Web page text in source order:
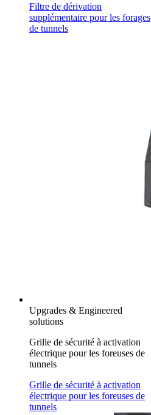
Filtre de dérivation
supplémentaire pour les forages
de tunnels
Upgrades & Engineered
solutions
Grille de sécurité à activation
électrique pour les foreuses de
tunnels
Grille de sécurité à activation
électrique pour les foreuses de
tunnels